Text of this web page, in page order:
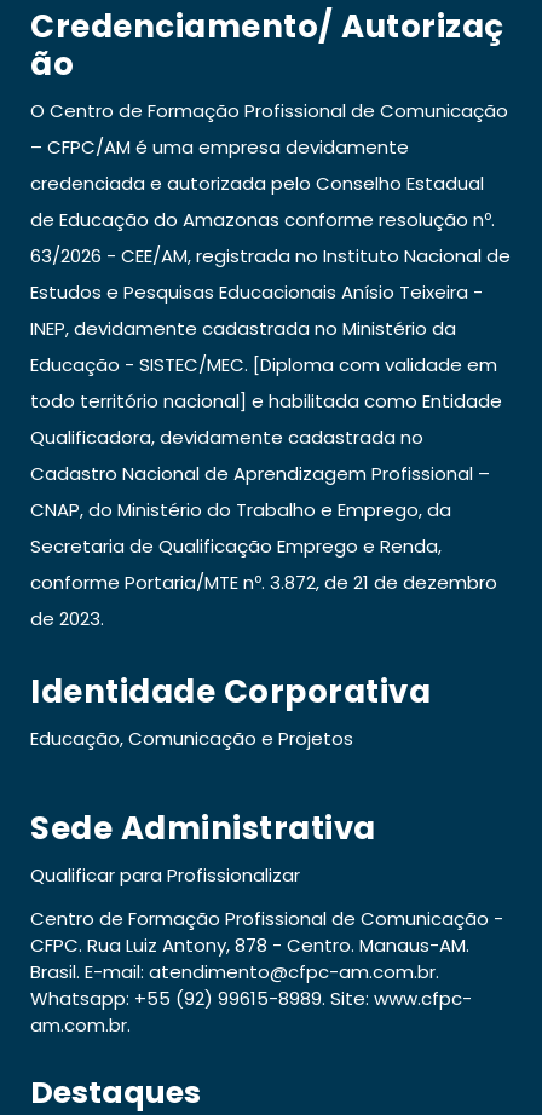
Credenciamento/ Autorizaç
Ão
O Centro de Formação Profissional de Comunicação
– CFPC/AM é uma empresa devidamente
credenciada e autorizada pelo Conselho Estadual
de Educação do Amazonas conforme resolução nº.
63/2026 - CEE/AM, registrada no Instituto Nacional de
Estudos e Pesquisas Educacionais Anísio Teixeira -
INEP, devidamente cadastrada no Ministério da
Educação - SISTEC/MEC. [Diploma com validade em
todo território nacional] e habilitada como Entidade
Qualificadora, devidamente cadastrada no
Cadastro Nacional de Aprendizagem Profissional –
CNAP, do Ministério do Trabalho e Emprego, da
Secretaria de Qualificação Emprego e Renda,
conforme Portaria/MTE nº. 3.872, de 21 de dezembro
de 2023.
Identidade Corporativa
Educação, Comunicação e Projetos
Sede Administrativa
Qualificar para Profissionalizar
Centro de Formação Profissional de Comunicação -
CFPC. Rua Luiz Antony, 878 - Centro. Manaus-AM.
Brasil. E-mail: atendimento@cfpc-am.com.br.
Whatsapp: +55 (92) 99615-8989. Site: www.cfpc-
am.com.br.
Destaques